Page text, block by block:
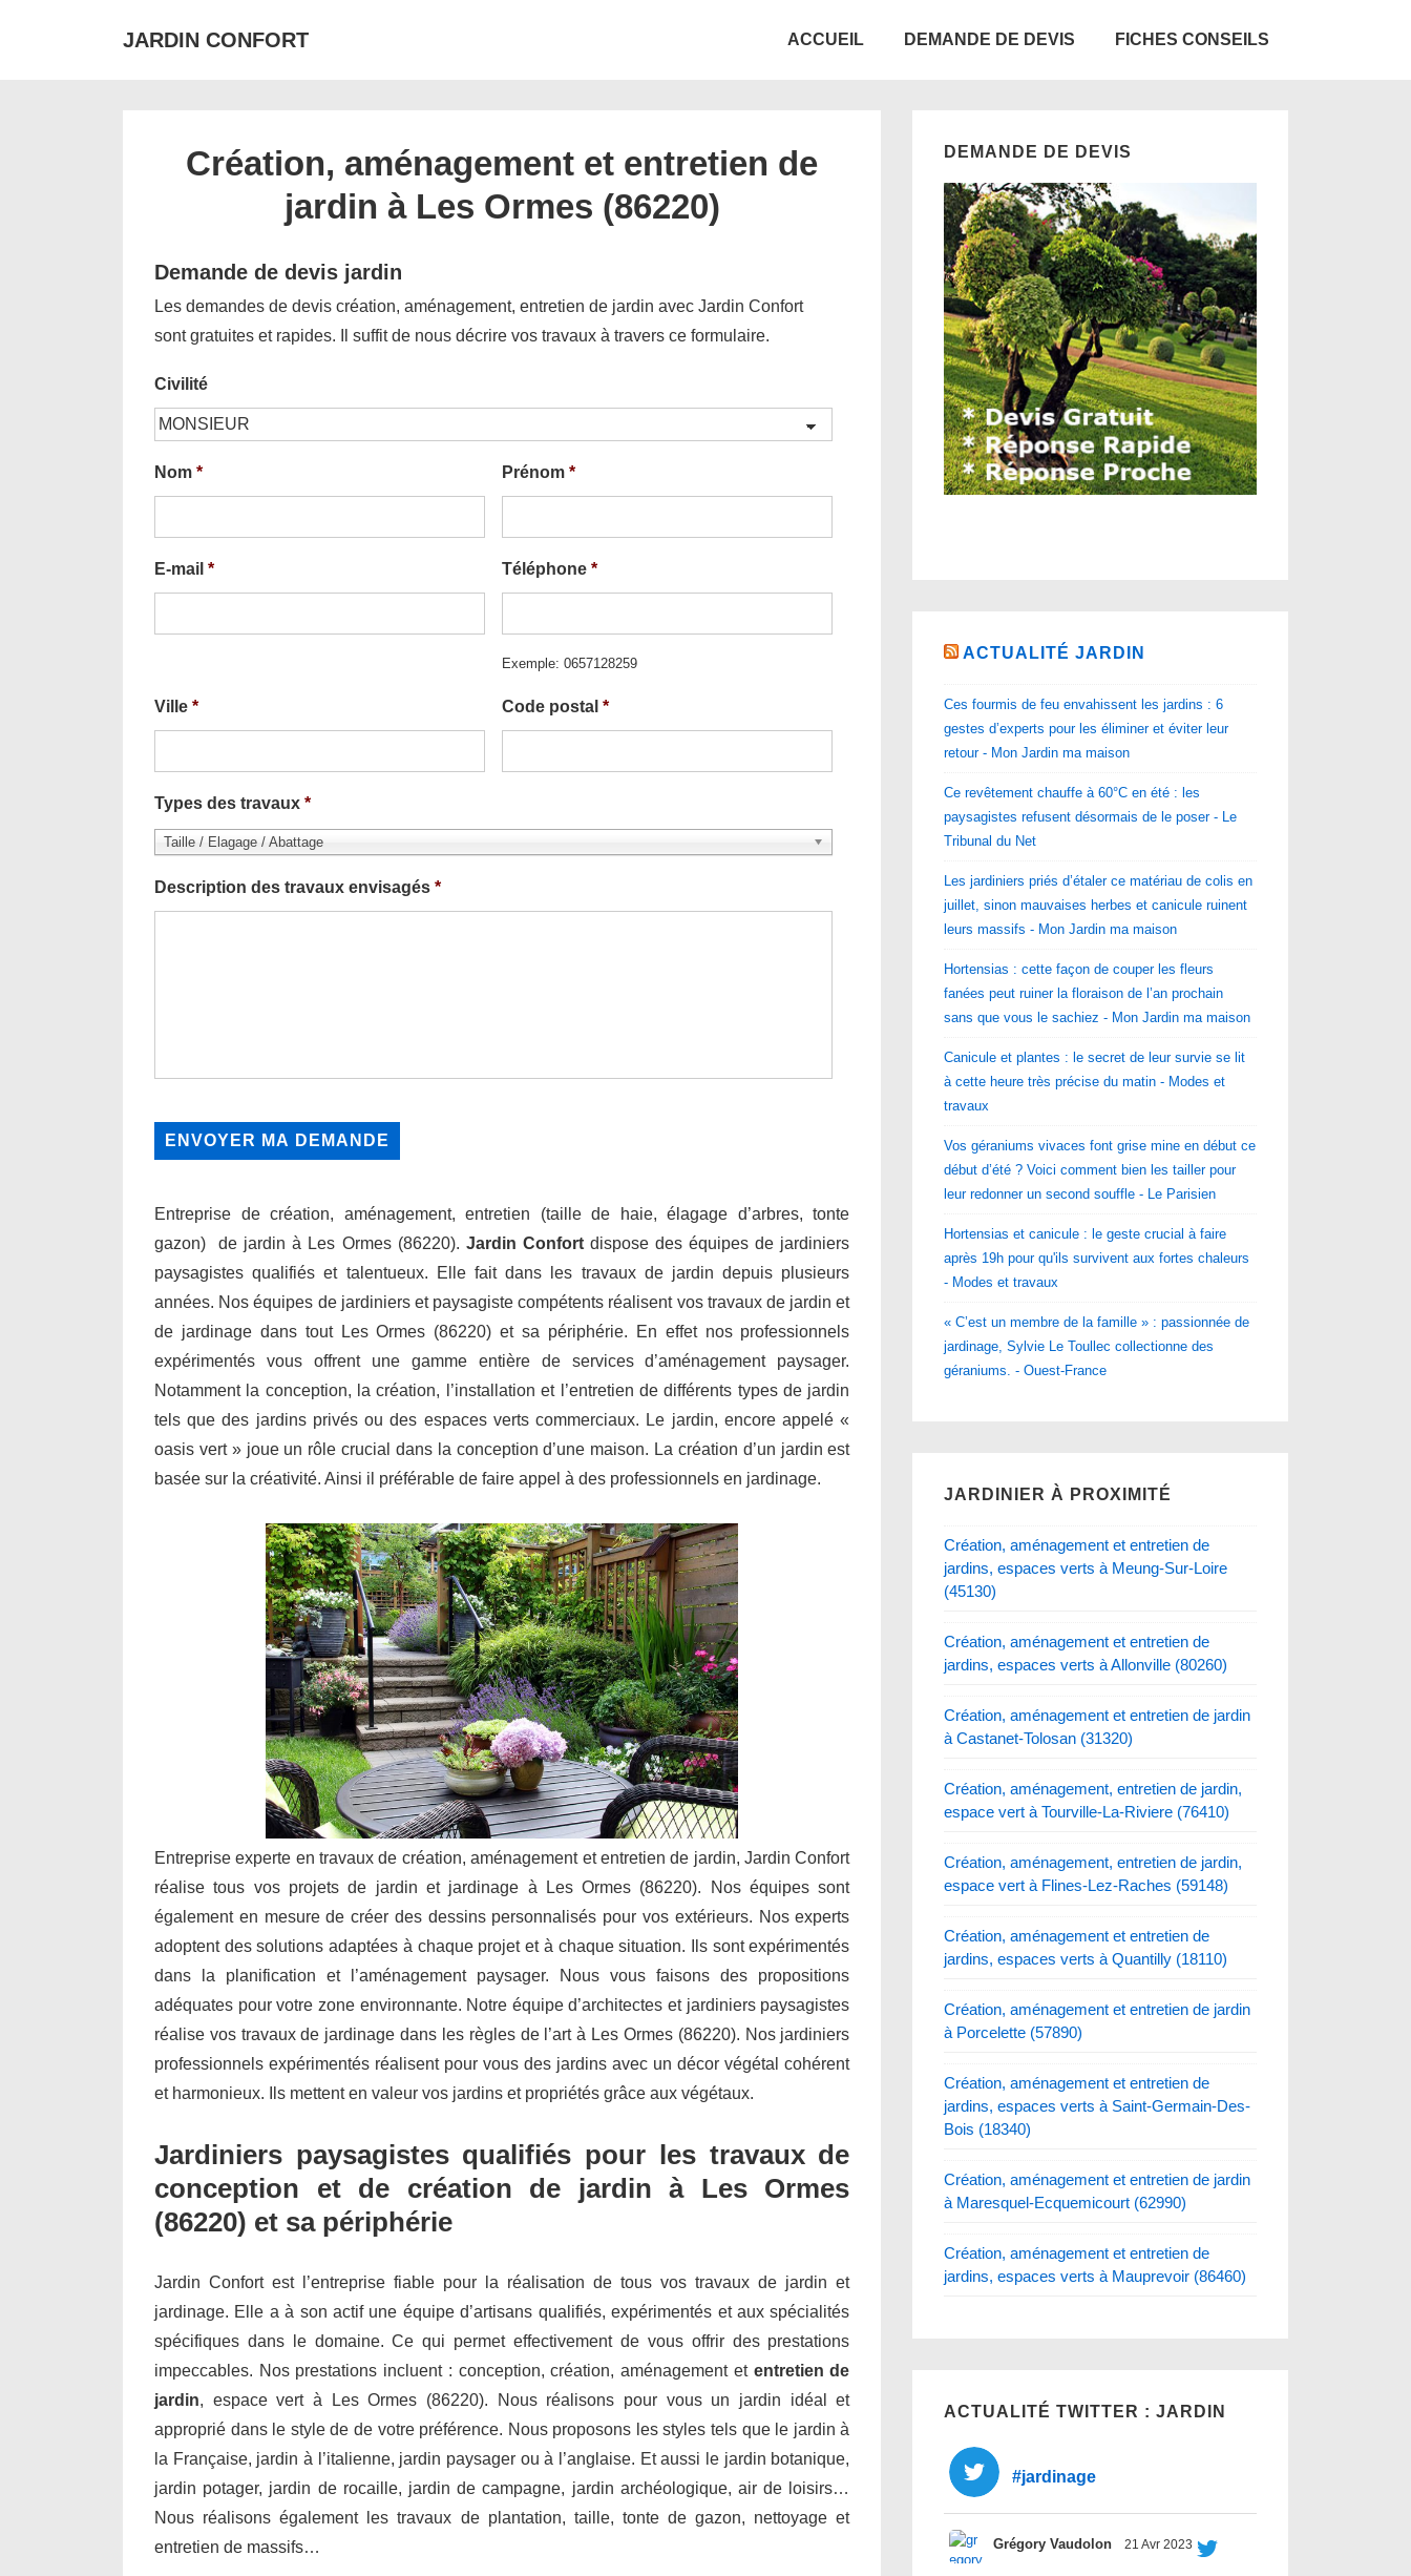
JARDIN CONFORT ACCUEIL DEMANDE DE DEVIS FICHES CONSEILS
Création, aménagement et entretien de
jardin à Les Ormes (86220)
Demande de devis jardin
Les demandes de devis création, aménagement, entretien de jardin avec Jardin Confort
sont gratuites et rapides. Il suffit de nous décrire vos travaux à travers ce formulaire.
Civilité
Nom * Prénom *
E-mail * Téléphone *
Exemple: 0657128259
Ville * Code postal *
Types des travaux *
Taille / Elagage / Abattage
Description des travaux envisagés *
Entreprise de création, aménagement, entretien (taille de haie, élagage d’arbres, tonte
gazon) de jardin à Les Ormes (86220). Jardin Confortdispose des équipes de jardiniers
paysagistes qualifiés et talentueux. Elle fait dans les travaux de jardin depuis plusieurs
années. Nos équipes de jardiniers et paysagiste compétents réalisent vos travaux de jardin et
de jardinage dans tout Les Ormes (86220) et sa périphérie. En effet nos professionnels
expérimentés vous offrent une gamme entière de services d’aménagement paysager.
Notamment la conception, la création, l’installation et l’entretien de différents types de jardin
tels que des jardins privés ou des espaces verts commerciaux. Le jardin, encore appelé «
oasis vert » joue un rôle crucial dans la conception d’une maison. La création d’un jardin est
basée sur la créativité. Ainsi il préférable de faire appel à des professionnels en jardinage.
Entreprise experte en travaux de création, aménagement et entretien de jardin, Jardin Confort
réalise tous vos projets de jardin et jardinage à Les Ormes (86220). Nos équipes sont
également en mesure de créer des dessins personnalisés pour vos extérieurs. Nos experts
adoptent des solutions adaptées à chaque projet et à chaque situation. Ils sont expérimentés
dans la planification et l’aménagement paysager. Nous vous faisons des propositions
adéquates pour votre zone environnante. Notre équipe d’architectes et jardiniers paysagistes
réalise vos travaux de jardinage dans les règles de l’art à Les Ormes (86220). Nos jardiniers
professionnels expérimentés réalisent pour vous des jardins avec un décor végétal cohérent
et harmonieux. Ils mettent en valeur vos jardins et propriétés grâce aux végétaux.
Jardiniers paysagistes qualifiés pour les travaux de
conception et de création de jardin à Les Ormes
(86220) et sa périphérie
Jardin Confort est l’entreprise fiable pour la réalisation de tous vos travaux de jardin et
jardinage. Elle a à son actif une équipe d’artisans qualifiés, expérimentés et aux spécialités
spécifiques dans le domaine. Ce qui permet effectivement de vous offrir des prestations
impeccables. Nos prestations incluent : conception, création, aménagement et entretien de
jardin, espace vert à Les Ormes (86220). Nous réalisons pour vous un jardin idéal et
approprié dans le style de de votre préférence. Nous proposons les styles tels que le jardin à
la Française, jardin à l’italienne, jardin paysager ou à l’anglaise. Et aussi le jardin botanique,
jardin potager, jardin de rocaille, jardin de campagne, jardin archéologique, air de loisirs…
Nous réalisons également les travaux de plantation, taille, tonte de gazon, nettoyage et
entretien de massifs…
DEMANDE DE DEVIS
ACTUALITÉ JARDIN
Ces fourmis de feu envahissent les jardins : 6
gestes d’experts pour les éliminer et éviter leur
retour - Mon Jardin ma maison
Ce revêtement chauffe à 60°C en été : les
paysagistes refusent désormais de le poser - Le
Tribunal du Net
Les jardiniers priés d’étaler ce matériau de colis en
juillet, sinon mauvaises herbes et canicule ruinent
leurs massifs - Mon Jardin ma maison
Hortensias : cette façon de couper les fleurs
fanées peut ruiner la floraison de l’an prochain
sans que vous le sachiez - Mon Jardin ma maison
Canicule et plantes : le secret de leur survie se lit
à cette heure très précise du matin - Modes et
travaux
Vos géraniums vivaces font grise mine en début ce
début d’été ? Voici comment bien les tailler pour
leur redonner un second souffle - Le Parisien
Hortensias et canicule : le geste crucial à faire
après 19h pour qu'ils survivent aux fortes chaleurs
- Modes et travaux
« C’est un membre de la famille » : passionnée de
jardinage, Sylvie Le Toullec collectionne des
géraniums. - Ouest-France
JARDINIER À PROXIMITÉ
Création, aménagement et entretien de
jardins, espaces verts à Meung-Sur-Loire
(45130)
Création, aménagement et entretien de
jardins, espaces verts à Allonville (80260)
Création, aménagement et entretien de jardin
à Castanet-Tolosan (31320)
Création, aménagement, entretien de jardin,
espace vert à Tourville-La-Riviere (76410)
Création, aménagement, entretien de jardin,
espace vert à Flines-Lez-Raches (59148)
Création, aménagement et entretien de
jardins, espaces verts à Quantilly (18110)
Création, aménagement et entretien de jardin
à Porcelette (57890)
Création, aménagement et entretien de
jardins, espaces verts à Saint-Germain-Des-
Bois (18340)
Création, aménagement et entretien de jardin
à Maresquel-Ecquemicourt (62990)
Création, aménagement et entretien de
jardins, espaces verts à Mauprevoir (86460)
ACTUALITÉ TWITTER : JARDIN
#jardinage
Grégory Vaudolon 21 Avr 2023